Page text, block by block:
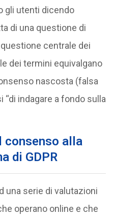
gli utenti dicendo
di una questione di
centrale dei
dei termini equivalgano
nascosta (falsa
“di indagare a fondo sulla
consenso alla
di GDPR
una serie di valutazioni
operano online e che